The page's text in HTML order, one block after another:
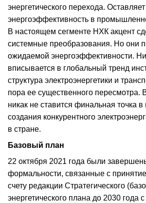
энергетического перехода.
энергоэффективность в
В настоящем сегменте НХК акцент
системные преобразования. Но они
ожидаемой энергоэффективности.
вписывается в глобальный тренд
структура электроэнергетики и
пора ее существенного пересмотра.
никак не ставится финальная точка в
создания конкурентного
в стране.
Базовый план
22 октября 2021 года были
формальности, связанные с
счету редакции Стратегического
энергетического плана до 2030 года